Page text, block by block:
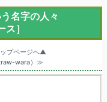
名字の人々
ス］
プページへ▲
wara）≫